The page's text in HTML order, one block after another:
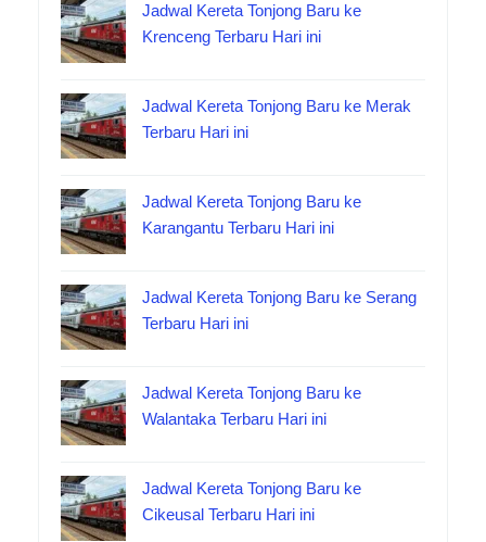
Jadwal Kereta Tonjong Baru ke
Krenceng Terbaru Hari ini
Jadwal Kereta Tonjong Baru ke Merak
Terbaru Hari ini
Jadwal Kereta Tonjong Baru ke
Karangantu Terbaru Hari ini
Jadwal Kereta Tonjong Baru ke Serang
Terbaru Hari ini
Jadwal Kereta Tonjong Baru ke
Walantaka Terbaru Hari ini
Jadwal Kereta Tonjong Baru ke
Cikeusal Terbaru Hari ini